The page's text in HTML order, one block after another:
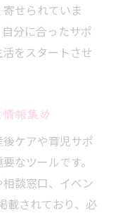
せられていま
分に合ったサポ
をスタートさせ
報集め
ケアや育児サポ
なツールです。
談窓口、イベン
載されており、必